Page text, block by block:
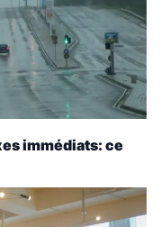
immédiats: ce